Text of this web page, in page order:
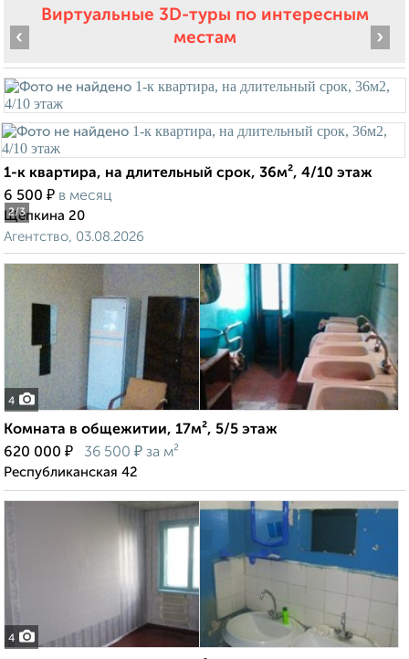
Виртуальные 3D-туры по интересным
местам
2/3
‹ ›
1-к квартира, на длительный срок, 36м², 4/10 этаж
6 500 ₽ в месяц
Щепкина 20
Агентство, 03.08.2026
4
Комната в общежитии, 17м², 5/5 этаж
620 000 ₽ 36 500 ₽ за м²
Республиканская 42
4